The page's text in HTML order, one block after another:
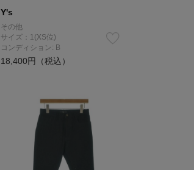
Y's
その他
サイズ：1(XS位)
コンディション: B
18,400円（税込）